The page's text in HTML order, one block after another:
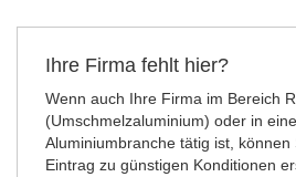
Ihre Firma fehlt hier?
Wenn auch Ihre Firma im Bereich
(Umschmelzaluminium) oder in
Aluminiumbranche tätig ist, können
Eintrag zu günstigen Konditionen